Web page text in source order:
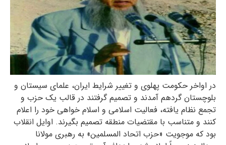
در اواخر حکومت پهلوی و تغییر شرایط ایران، علمای سیستان و
بلوچستان گردهم آمدند و تصمیم گرفتند در قالب یک حزب و
تجمع نظام یافته، فعالیت اسلامی و اسلام خواهی خود را اعلام
کنند و متناسب با مقتضیات منطقه تصمیم بگیرند. اوایل انقلاب
بود که موجویت «حزب اتحاد المسلمین» به رهبری مولانا